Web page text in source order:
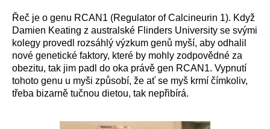
Řeč je o genu RCAN1 (Regulator of Calcineurin 1). Když
Damien Keating z australské Flinders University se svými
kolegy provedl rozsáhlý výzkum genů myší, aby odhalil
nové genetické faktory, které by mohly zodpovědné za
obezitu, tak jim padl do oka právě gen RCAN1. Vypnutí
tohoto genu u myši způsobí, že ať se myš krmí čímkoliv,
třeba bizarně tučnou dietou, tak nepřibírá.